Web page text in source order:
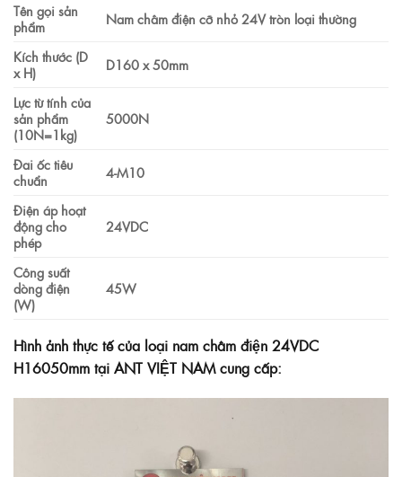
Tên gọi sản
phẩm
Nam châm điện cỡ nhỏ 24V tròn loại thường
Kích thước (D
x H)
D160 x 50mm
Lực từ tính của
sản phẩm
(10N=1kg)
5000N
Đai ốc tiêu
chuẩn
4-M10
Điện áp hoạt
động cho
phép
24VDC
Công suất
dòng điện
(W)
45W
Hình ảnh thực tế của loại nam châm điện 24VDC
H16050mm tại ANT VIỆT NAM cung cấp: